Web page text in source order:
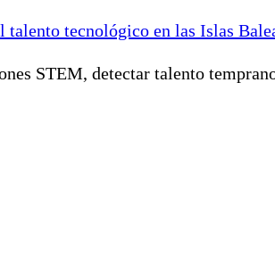
tecnológico en las Islas
STEM, detectar talento